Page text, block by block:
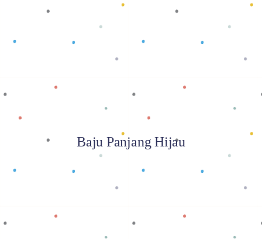
Baca selengkapnya
Baju Panjang Hijau